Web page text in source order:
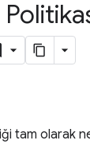
tam olarak